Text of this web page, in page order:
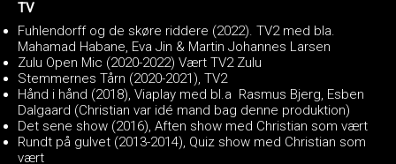
TV
Fuhlendorff og de skøre riddere (2022). TV2 med bla.
Mahamad Habane, Eva Jin & Martin Johannes Larsen
Zulu Open Mic (2020-2022) Vært TV2 Zulu
Stemmernes Tårn (2020-2021), TV2
Hånd i hånd (2018), Viaplay med bl.a Rasmus Bjerg, Esben
Dalgaard (Christian var idé mand bag denne produktion)
Det sene show (2016), Aften show med Christian som vært
Rundt på gulvet (2013-2014), Quiz show med Christian som
vært